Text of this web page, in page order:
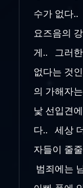
수가 없다..
요즈음의
게.. 그러한
없다는 것
의 가해자
낯 선입견
다.. 세상
자들이 줄
범죄에는